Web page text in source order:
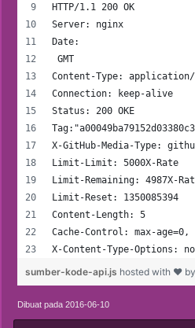
HTTP/1.1 200 OK
Server: nginx
Date:
GMT
Content-Type:
Connection: keep-alive
Status: 200 OKE
X-GitHub-Media-Type:
Limit-Limit: 5000X-Rate
Limit-Remaining: 4987X-
Limit-Reset: 1350085394
Content-Length: 5
Cache-Control: max-
X-Content-Type-Options:
sumber-kode-api.js hosted with ❤ by
Dibuat pada 2016-06-10